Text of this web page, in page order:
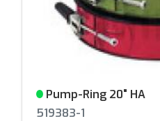
Varastossa
Pump-Ring 20" HA
519383-1